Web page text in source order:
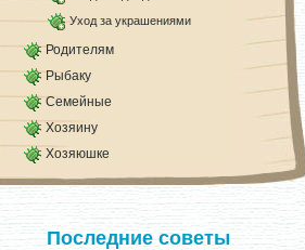
Уход за украшениями
Родителям
Рыбаку
Семейные
Хозяину
Хозяюшке
Последние советы